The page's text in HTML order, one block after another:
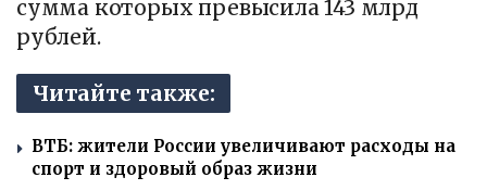
сумма которых превысила 143 млрд
рублей.
Читайте также:
ВТБ: жители России увеличивают расходы на
спорт и здоровый образ жизни